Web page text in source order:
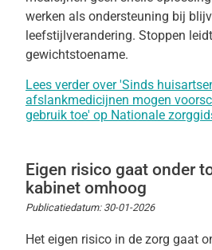
werken als ondersteuning bij
leefstijlverandering. Stoppen
gewichtstoename.
Lees verderover 'Sinds
afslankmedicijnen mogen
gebruik toe' op Nationale
Eigen risico gaat onder
kabinet omhoog
Publicatiedatum: 30-01-2026
Het eigen risico in de zorg gaat